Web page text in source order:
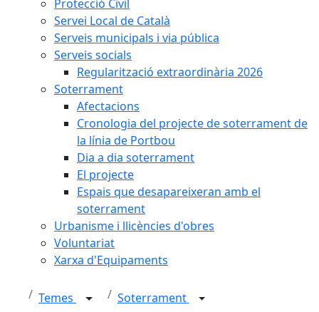
Protecció Civil
Servei Local de Català
Serveis municipals i via pública
Serveis socials
Regularització extraordinària 2026
Soterrament
Afectacions
Cronologia del projecte de soterrament de
la línia de Portbou
Dia a dia soterrament
El projecte
Espais que desapareixeran amb el
soterrament
Urbanisme i llicències d'obres
Voluntariat
Xarxa d'Equipaments
Temes
Soterrament